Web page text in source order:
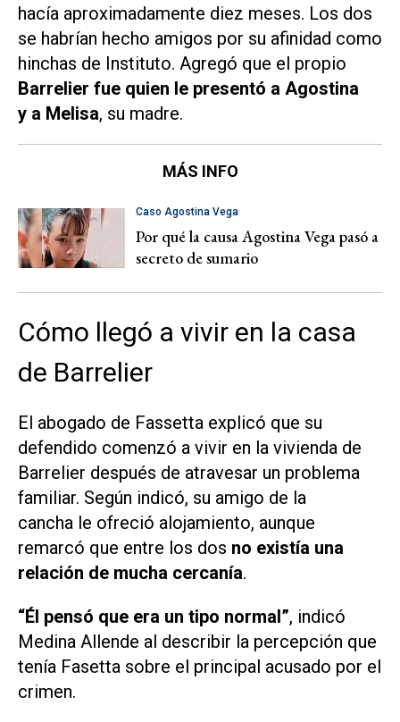
hacía aproximadamente diez meses. Los dos
se habrían hecho amigos por su afinidad como
hinchas de Instituto. Agregó que el propio
Barrelier fue quien le presentó a Agostina
y a Melisa, su madre.
MÁS INFO
Caso Agostina Vega
Por qué la causa Agostina Vega pasó a
secreto de sumario
Cómo llegó a vivir en la casa
de Barrelier
El abogado de Fassetta explicó que su
defendido comenzó a vivir en la vivienda de
Barrelier después de atravesar un problema
familiar. Según indicó, su amigo de la
cancha le ofreció alojamiento, aunque
remarcó que entre los dos no existía una
relación de mucha cercanía.
“Él pensó que era un tipo normal”, indicó
Medina Allende al describir la percepción que
tenía Fasetta sobre el principal acusado por el
crimen.